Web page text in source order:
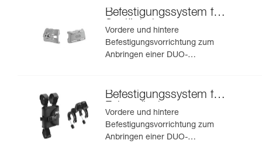
Befestigungssystem für
Speläohelme
Vordere und hintere
Befestigungsvorrichtung zum
Anbringen einer DUO-
Befestigungssystem für
Fahrradlenker
Vordere und hintere
Befestigungsvorrichtung zum
Anbringen einer DUO-